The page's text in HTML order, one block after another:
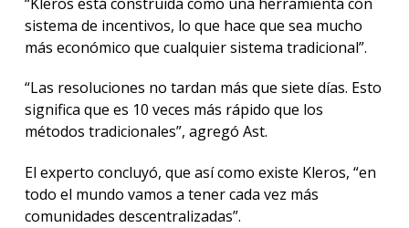
sistema de incentivos, lo que hace que sea mucho
más económico que cualquier sistema tradicional”.
“Las resoluciones no tardan más que siete días. Esto
significa que es 10 veces más rápido que los
métodos tradicionales”, agregó Ast.
El experto concluyó, que así como existe Kleros, “en
todo el mundo vamos a tener cada vez más
comunidades descentralizadas”.